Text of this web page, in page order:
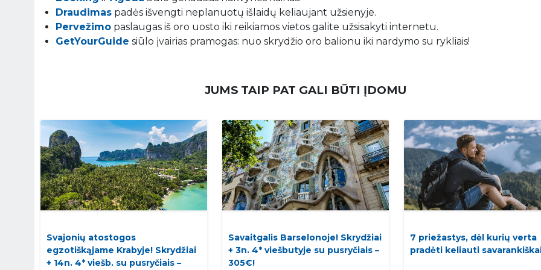
Draudimas padės išvengti neplanuotų išlaidų keliaujant užsienyje.
Pervežimo paslaugas iš oro uosto iki reikiamos vietos galite užsisakyti internetu.
GetYourGuide siūlo įvairias pramogas: nuo skrydžio oro balionu iki nardymo su rykliais!
JUMS TAIP PAT GALI BŪTI ĮDOMU
Svajonių atostogos
egzotiškąjame Krabyje! Skrydžiai
+ 14n. 4* viešb. su pusryčiais –
Savaitgalis Barselonoje! Skrydžiai
+ 3n. 4* viešbutyje su pusryčiais –
305€!
7 priežastys, dėl kurių verta
pradėti keliauti